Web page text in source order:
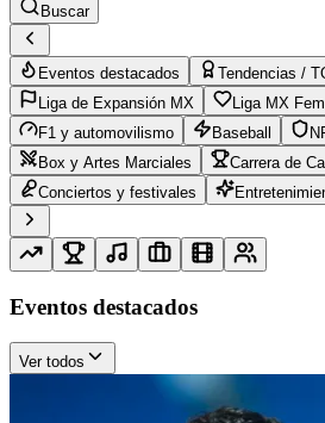
Buscar
Eventos destacados Tendencias /
Liga de Expansión MX
Liga MX
F1 y automovilismo
Baseball
Box y Artes Marciales
Carrera de
Conciertos y festivales
Eventos destacados
Ver todos